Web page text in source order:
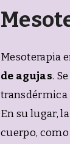
Mesoterapia
de agujas.
transdérmica
En su lugar,
cuerpo,